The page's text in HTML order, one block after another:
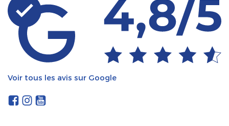
Voir tous les avis sur Google